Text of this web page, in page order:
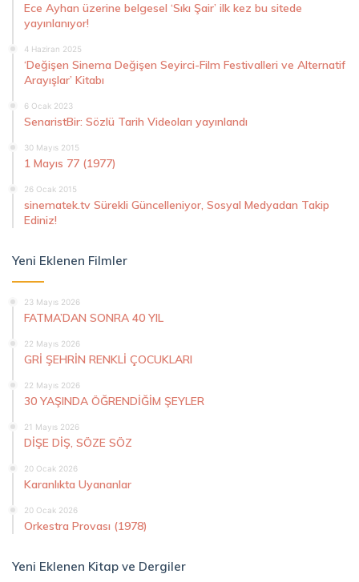
Ece Ayhan üzerine belgesel ‘Sıkı Şair’ ilk kez bu sitede
yayınlanıyor!
4 Haziran 2025
‘Değişen Sinema Değişen Seyirci-Film Festivalleri ve Alternatif
Arayışlar’ Kitabı
6 Ocak 2023
SenaristBir: Sözlü Tarih Videoları yayınlandı
30 Mayıs 2015
1 Mayıs 77 (1977)
26 Ocak 2015
sinematek.tv Sürekli Güncelleniyor, Sosyal Medyadan Takip
Ediniz!
Yeni Eklenen Filmler
23 Mayıs 2026
FATMA’DAN SONRA 40 YIL
22 Mayıs 2026
GRİ ŞEHRİN RENKLİ ÇOCUKLARI
22 Mayıs 2026
30 YAŞINDA ÖĞRENDİĞİM ŞEYLER
21 Mayıs 2026
DİŞE DİŞ, SÖZE SÖZ
20 Ocak 2026
Karanlıkta Uyananlar
20 Ocak 2026
Orkestra Provası (1978)
Yeni Eklenen Kitap ve Dergiler